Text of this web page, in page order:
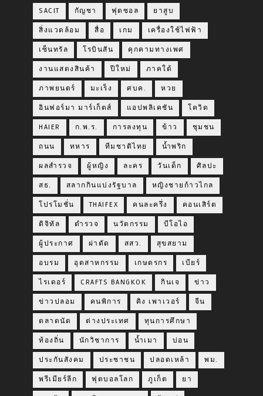
SACIT กัญชา ฟุตซอล ยาสูบ
สิ่งแวดล้อม สื่อ เกม เครื่องใช้ไฟฟ้า
เซ็นทรัล โรบินสัน คุกคามทางเพศ
งานแสดงสินค้า ปีใหม่ ภาคใต้
ภาพยนตร์ มะเร็ง ศบค. หวย
อินฟอร์มา มาร์เก็ตส์ แอปพลิเคชัน โควิด
HAIER ก.พ.ร. การลงทุน ข้าว ชุมชน
ถนน ทหาร ทีมชาติไทย น้ำพริก
ผลสำรวจ ผู้หญิง ละคร วันเด็ก ศิลปะ
สธ. สลากกินแบ่งรัฐบาล หญิงชายก้าวไกล
โปรโมชั่น THAIFEX คนละครึ่ง คอนเสิร์ต
ดิจิทัล ตำรวจ นวัตกรรม บีโอไอ
ผู้ประกาศ ผ่าตัด สสว. สุขสยาม
อบรม อุตสาหกรรม เกษตรกร เบียร์
ไรเดอร์ CRAFTS BANGKOK กินเจ ข่าว
ข่าวปลอม คนพิการ คิง เพาเวอร์ จีน
ตลาดนัด ต่างประเทศ ทุนการศึกษา
ท้องถิ่น นักวิชาการ น้ำเมา บ่อน
ประกันสังคม ประชาชน ปลอดเหล้า พม.
พรีเมียร์ลีก ฟุตบอลโลก ภูเก็ต ยา